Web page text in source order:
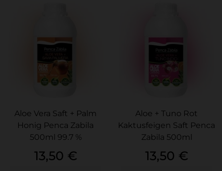
Aloe Vera Saft + Palm
Honig Penca Zabila
500ml 99.7 %
Preis
13,50 €
Aloe + Tuno Rot
Kaktusfeigen Saft Penca
Zabila 500ml
Preis
13,50 €